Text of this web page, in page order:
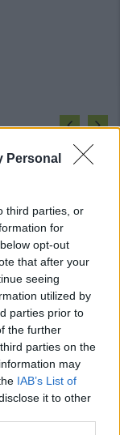
Personal
third parties, or
for
opt-out
that after your
seeing
utilized by
parties prior to
the further
parties on the
may
IAB’s List of
it to other
lo spiraglio di
con
in Seconda